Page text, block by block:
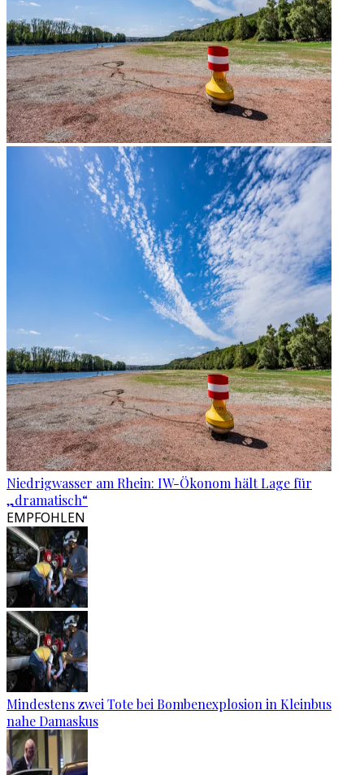
Niedrigwasser am Rhein: IW-Ökonom hält Lage für
„dramatisch“
EMPFOHLEN
Mindestens zwei Tote bei Bombenexplosion in Kleinbus
nahe Damaskus